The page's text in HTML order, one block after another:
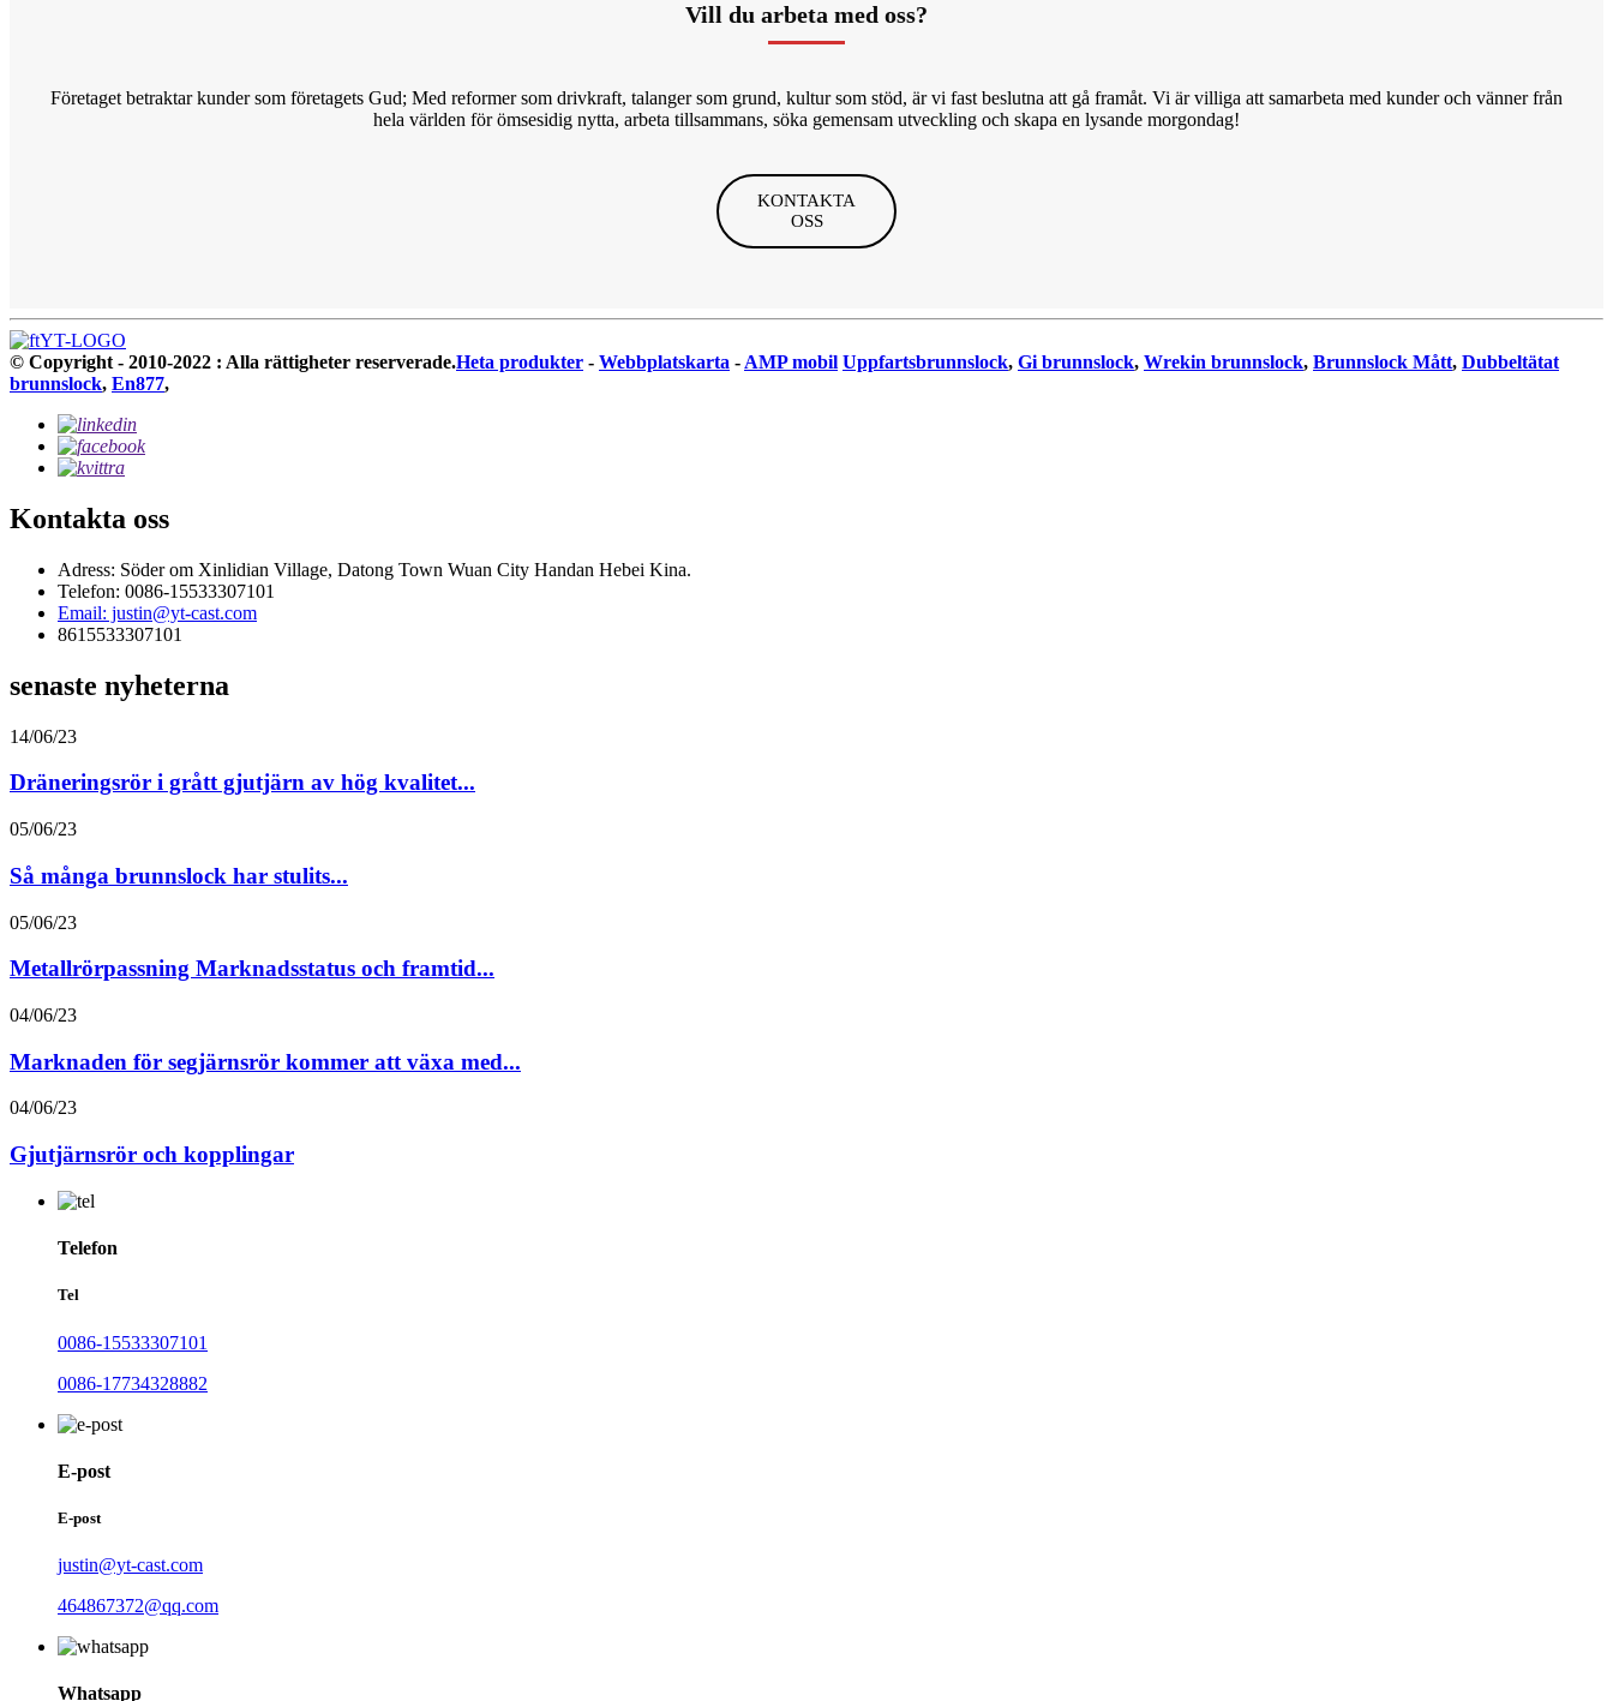
Vill du arbeta med oss?
Företaget betraktar kunder som företagets Gud; Med reformer som drivkraft, talanger som grund, kultur som stöd, är vi fast beslutna att gå framåt. Vi är villiga att samarbeta med kunder och vänner från
hela världen för ömsesidig nytta, arbeta tillsammans, söka gemensam utveckling och skapa en lysande morgondag!
KONTAKTA
OSS
© Copyright - 2010-2022 : Alla rättigheter reserverade.Heta produkter - Webbplatskarta - AMP mobil Uppfartsbrunnslock, Gi brunnslock, Wrekin brunnslock, Brunnslock Mått, Dubbeltätat
brunnslock, En877,
Kontakta oss
Adress: Söder om Xinlidian Village, Datong Town Wuan City Handan Hebei Kina.
Telefon: 0086-15533307101
Email: justin@yt-cast.com
8615533307101
senaste nyheterna
14/06/23
Dräneringsrör i grått gjutjärn av hög kvalitet...
05/06/23
Så många brunnslock har stulits...
05/06/23
Metallrörpassning Marknadsstatus och framtid...
04/06/23
Marknaden för segjärnsrör kommer att växa med...
04/06/23
Gjutjärnsrör och kopplingar
Telefon
Tel
0086-15533307101
0086-17734328882
E-post
E-post
justin@yt-cast.com
464867372@qq.com
Whatsapp